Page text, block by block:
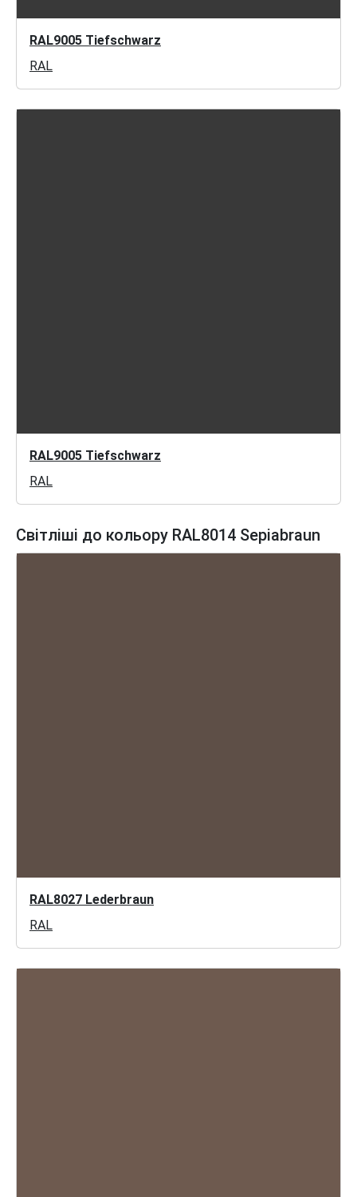
RAL9005 Tiefschwarz
RAL
RAL9005 Tiefschwarz
RAL
Світліші до кольору RAL8014 Sepiabraun
RAL8027 Lederbraun
RAL